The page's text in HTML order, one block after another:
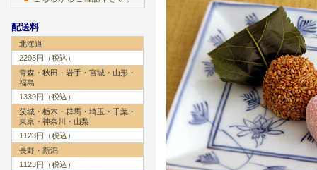
配送料
北海道
2203円（税込）
青森・秋田・岩手・宮城・山形・
福島
1339円（税込）
茨城・栃木・群馬・埼玉・千葉・
東京・神奈川・山梨
1123円（税込）
長野・新潟
1123円（税込）